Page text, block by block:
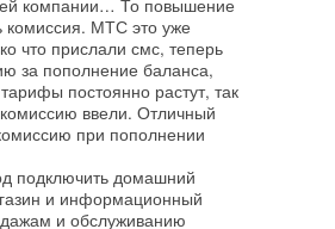
комиссия. МТС это уже
что прислали смс, теперь
за пополнение баланса,
постоянно растут, так
ввели. Отличный
при пополнении
подключить домашний
и информационный
и обслуживанию